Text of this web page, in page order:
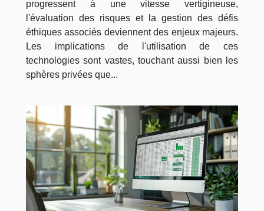
progressent à une vitesse vertigineuse,
l'évaluation des risques et la gestion des défis
éthiques associés deviennent des enjeux majeurs.
Les implications de l'utilisation de ces
technologies sont vastes, touchant aussi bien les
sphères privées que...